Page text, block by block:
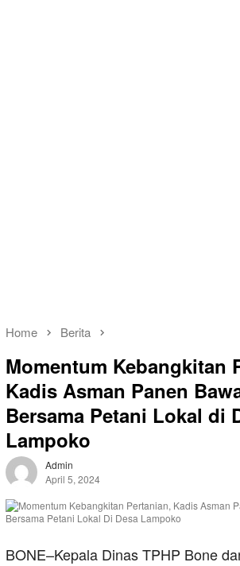
Home Berita
Momentum Kebangkitan
Kadis Asman Panen
Bersama Petani Lokal di
Lampoko
Admin
April 5, 2024
BONE–Kepala Dinas TPHP Bone